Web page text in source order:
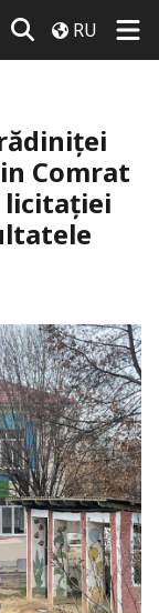
RU
Comrat
licitației